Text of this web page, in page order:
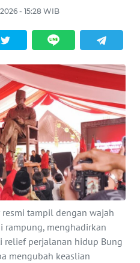
- 15:28 WIB
tampil dengan wajah
rampung, menghadirkan
relief perjalanan hidup Bung
mengubah keaslian